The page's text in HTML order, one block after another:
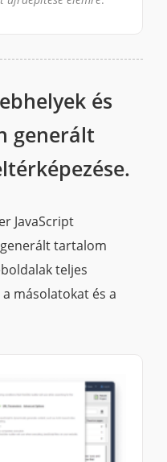
és
generált
JavaScript
tartalom
teljes
másolatokat és a